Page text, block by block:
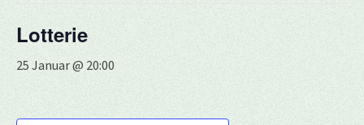
Lotterie
25 Januar @ 20:00